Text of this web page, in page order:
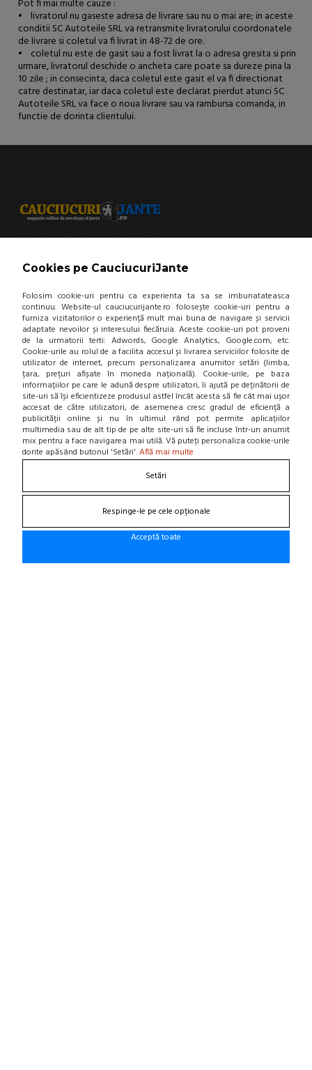
Cookies pe CauciucuriJante
Folosim cookie-uri pentru ca experienta ta sa se imbunatateasca
continuu. Website-ul cauciucurijante.ro folosește cookie-uri pentru a
furniza vizitatorilor o experiență mult mai buna de navigare și servicii
adaptate nevoilor și interesului fiecăruia. Aceste cookie-uri pot proveni
de la urmatorii terti: Adwords, Google Analytics, Google.com, etc.
Cookie-urile au rolul de a facilita accesul și livrarea serviciilor folosite de
utilizator de internet, precum personalizarea anumitor setări (limba,
țara, prețuri afișate în moneda națională). Cookie-urile, pe baza
informațiilor pe care le adună despre utilizatori, îi ajută pe deținătorii de
site-uri să își eficientizeze produsul astfel încât acesta să fie cât mai ușor
accesat de către utilizatori, de asemenea cresc gradul de eficiență a
publicității online și nu în ultimul rând pot permite aplicațiilor
multimedia sau de alt tip de pe alte site-uri să fie incluse într-un anumit
mix pentru a face navigarea mai utilă. Vă puteți personaliza cookie-urile
dorite apăsând butonul 'Setări'.Află mai multe
Setări
Respinge-le pe cele opționale
Acceptă toate
Pot fi mai multe cauze :
• livratorul nu gaseste adresa de livrare sau nu o mai are; in aceste
conditii SC Autoteile SRL va retransmite livratorului coordonatele
de livrare si coletul va fi livrat in 48-72 de ore.
• coletul nu este de gasit sau a fost livrat la o adresa gresita si prin
urmare, livratorul deschide o ancheta care poate sa dureze pina la
10 zile ; in consecinta, daca coletul este gasit el va fi directionat
catre destinatar, iar daca coletul este declarat pierdut atunci SC
Autoteile SRL va face o noua livrare sau va rambursa comanda, in
functie de dorinta clientului.
Magazin online de anvelope si jante
AJUTOR VANZARI
Modalitati de plata
Plata online prin card
Confidentialitate
CUMPARATURI
Termeni si conditii
Cum cumpar?
Garantie si returnare
Mod de livrare
Protectia consumatorului - A.N.P.C.
Panou de control GDPR
DESPRE NOI
Departamente